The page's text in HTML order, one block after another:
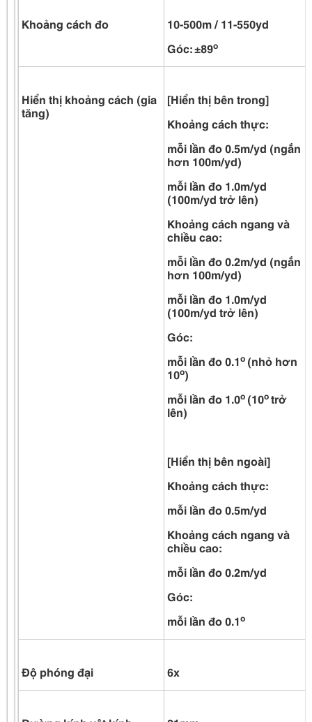
Khoảng cách đo
10-500m / 11-550yd
Góc: ±89o
Hiển thị khoảng cách (gia
tăng)
[Hiển thị bên trong]
Khoảng cách thực:
mỗi lần đo 0.5m/yd (ngắn
hơn 100m/yd)
mỗi lần đo 1.0m/yd
(100m/yd trở lên)
Khoảng cách ngang và
chiều cao:
mỗi lần đo 0.2m/yd (ngắn
hơn 100m/yd)
mỗi lần đo 1.0m/yd
(100m/yd trở lên)
Góc:
mỗi lần đo 0.1o (nhỏ hơn
10o)
mỗi lần đo 1.0o (10otrở
lên)
[Hiển thị bên ngoài]
Khoảng cách thực:
mỗi lần đo 0.5m/yd
Khoảng cách ngang và
chiều cao:
mỗi lần đo 0.2m/yd
Góc:
mỗi lần đo 0.1o
Độ phóng đại 6x